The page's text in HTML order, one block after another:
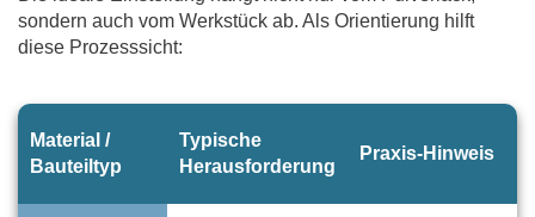
sondern auch vom Werkstück ab. Als Orientierung hilft
diese Prozesssicht:
Material /
Bauteiltyp
Typische
Herausforderung
Praxis-Hinweis